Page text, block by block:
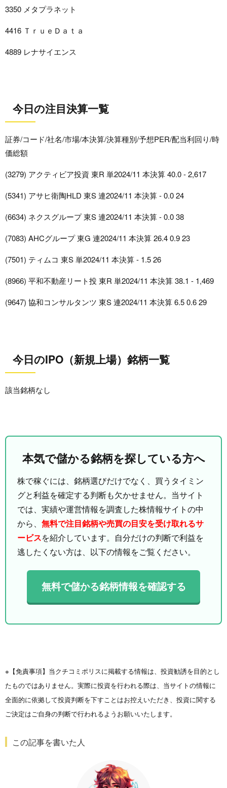
3350 メタプラネット
4416 ＴｒｕｅＤａｔａ
4889 レナサイエンス
今日の注目決算一覧
証券/コード/社名/市場/本決算/決算種別/予想PER/配当利回り/時
価総額
(3279) アクティビア投資 東R 単2024/11 本決算 40.0 - 2,617
(5341) アサヒ衛陶HLD 東S 連2024/11 本決算 - 0.0 24
(6634) ネクスグループ 東S 連2024/11 本決算 - 0.0 38
(7083) AHCグループ 東G 連2024/11 本決算 26.4 0.9 23
(7501) ティムコ 東S 単2024/11 本決算 - 1.5 26
(8966) 平和不動産リート投 東R 単2024/11 本決算 38.1 - 1,469
(9647) 協和コンサルタンツ 東S 連2024/11 本決算 6.5 0.6 29
今日のIPO（新規上場）銘柄一覧
該当銘柄なし
本気で儲かる銘柄を探している方へ
株で稼ぐには、銘柄選びだけでなく、買うタイミン
グと利益を確定する判断も欠かせません。当サイト
では、実績や運営情報を調査した株情報サイトの中
から、 無料で注目銘柄や売買の目安を受け取れるサ
ービスを紹介しています。自分だけの判断で利益を
逃したくない方は、以下の情報をご覧ください。
無料で儲かる銘柄情報を確認する
※【免責事項】当クチコミポリスに掲載する情報は、投資勧誘を目的とし
たものではありません。実際に投資を行われる際は、当サイトの情報に
全面的に依拠して投資判断を下すことはお控えいただき、投資に関する
ご決定はご自身の判断で行われるようお願いいたします。
この記事を書いた人